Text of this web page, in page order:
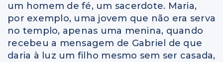
um homem de fé, um sacerdote. Maria,
por exemplo, uma jovem que não era serva
no templo, apenas uma menina, quando
recebeu a mensagem de Gabriel de que
daria à luz um filho mesmo sem ser casada,